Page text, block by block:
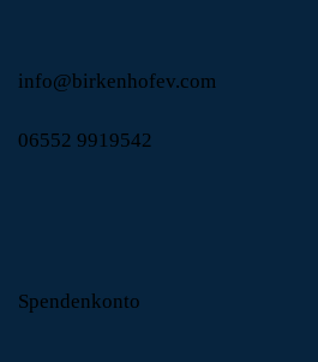
info@birkenhofev.com
06552 9919542
Spendenkonto